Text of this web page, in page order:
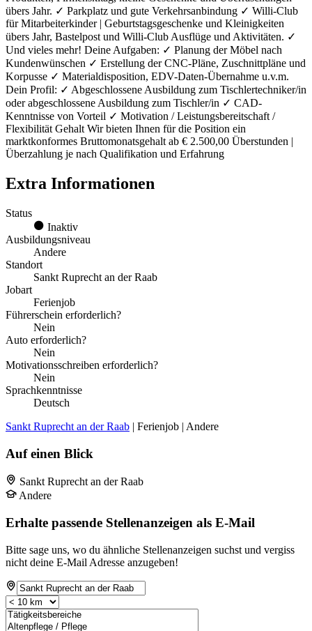
übers Jahr. ✓ Parkplatz und gute Verkehrsanbindung ✓ Willi-Club
für Mitarbeiterkinder | Geburtstagsgeschenke und Kleinigkeiten
übers Jahr, Bastelpost und Willi-Club Ausflüge und Aktivitäten. ✓
Und vieles mehr! Deine Aufgaben: ✓ Planung der Möbel nach
Kundenwünschen ✓ Erstellung der CNC-Pläne, Zuschnittpläne und
Korpusse ✓ Materialdisposition, EDV-Daten-Übernahme u.v.m.
Dein Profil: ✓ Abgeschlossene Ausbildung zum Tischlertechniker/in
oder abgeschlossene Ausbildung zum Tischler/in ✓ CAD-
Kenntnisse von Vorteil ✓ Motivation / Leistungsbereitschaft /
Flexibilität Gehalt Wir bieten Ihnen für die Position ein
marktkonformes Bruttomonatsgehalt ab € 2.500,00 Überstunden |
Überzahlung je nach Qualifikation und Erfahrung
Extra Informationen
Status
Inaktiv
Ausbildungsniveau
Andere
Standort
Sankt Ruprecht an der Raab
Jobart
Ferienjob
Führerschein erforderlich?
Nein
Auto erforderlich?
Nein
Motivationsschreiben erforderlich?
Nein
Sprachkenntnisse
Deutsch
Sankt Ruprecht an der Raab | Ferienjob | Andere
Auf einen Blick
Sankt Ruprecht an der Raab
Andere
Erhalte passende Stellenanzeigen als E-Mail
Bitte sage uns, wo du ähnliche Stellenanzeigen suchst und vergiss
nicht deine E-Mail Adresse anzugeben!